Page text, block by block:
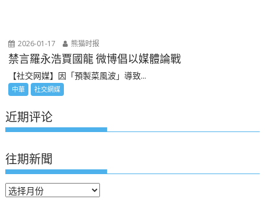
2026-01-17 熊猫时报
禁言羅永浩賈國龍 微博倡以媒體論戰
【社交网媒】因「預製菜風波」導致...
中華 社交網媒
近期评论
往期新聞
往